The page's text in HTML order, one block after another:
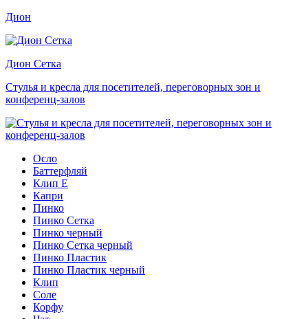
Дион
Дион Сетка
Стулья и кресла для посетителей, переговорных зон и
конференц-залов
Осло
Баттерфляй
Клип Е
Капри
Пинко
Пинко Сетка
Пинко черный
Пинко Сетка черный
Пинко Пластик
Пинко Пластик черный
Клип
Соле
Корфу